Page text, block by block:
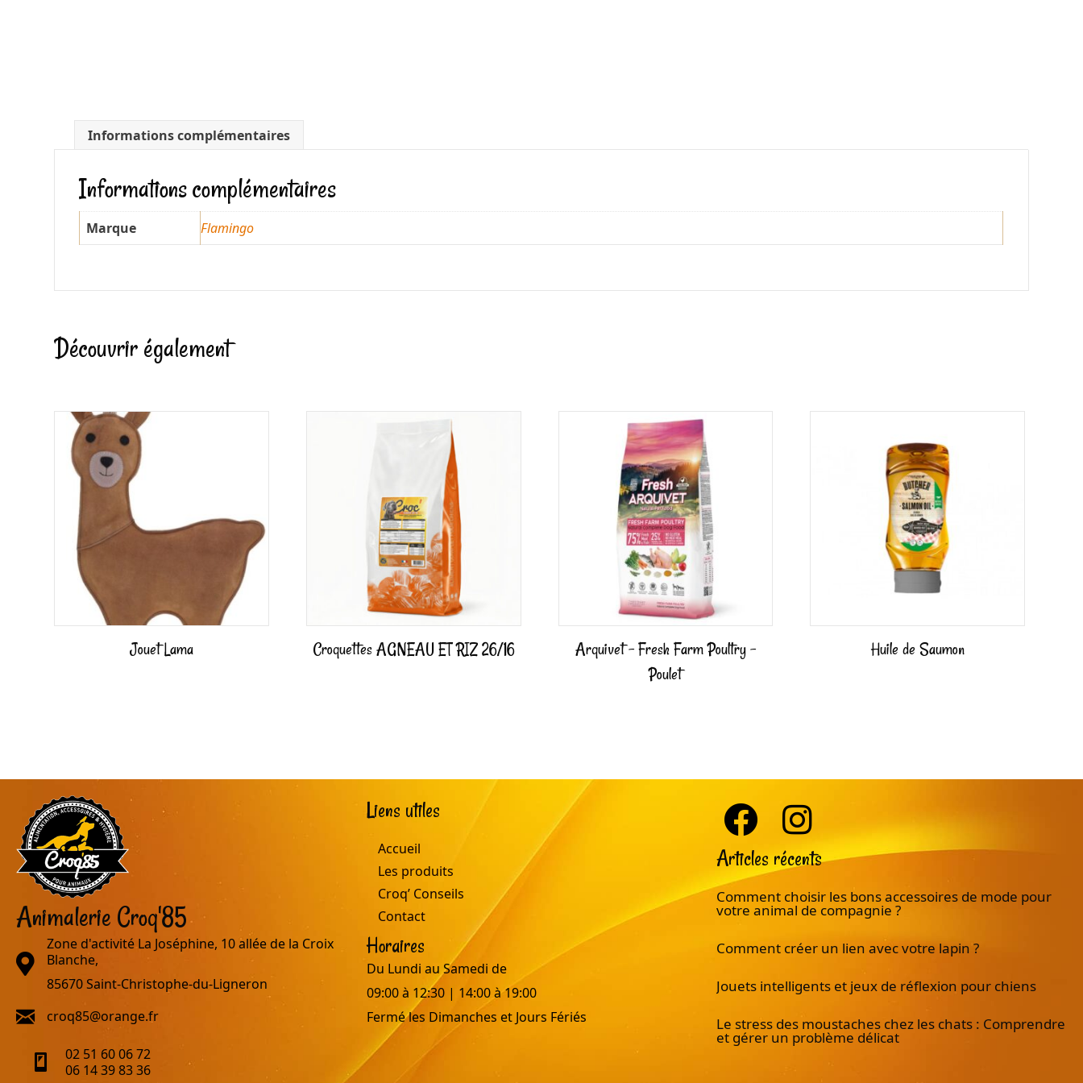
Informations complémentaires
Informations complémentaires
Marque Flamingo
Découvrir également
Jouet Lama Croquettes AGNEAU ET RIZ 26/16
Arquivet – Fresh Farm Poultry –
Poulet
Huile de Saumon
Animalerie Croq'85
adresse
Zone d'activité La Joséphine, 10 allée de la Croix
Blanche,
85670 Saint-Christophe-du-Ligneron
email croq85@orange.fr
telephone02 51 60 06 72
06 14 39 83 36
Liens utiles
Accueil
Les produits
Croq’ Conseils
Contact
Horaires
Du Lundi au Samedi de
09:00 à 12:30 | 14:00 à 19:00
Fermé les Dimanches et Jours Fériés
Articles récents
Comment choisir les bons accessoires de mode pour
votre animal de compagnie ?
Comment créer un lien avec votre lapin ?
Jouets intelligents et jeux de réflexion pour chiens
Le stress des moustaches chez les chats : Comprendre
et gérer un problème délicat